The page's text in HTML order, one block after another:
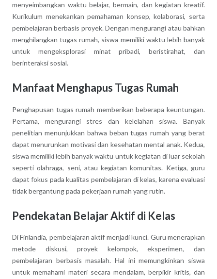
menyeimbangkan waktu belajar, bermain, dan kegiatan kreatif.
Kurikulum menekankan pemahaman konsep, kolaborasi, serta
pembelajaran berbasis proyek. Dengan mengurangi atau bahkan
menghilangkan tugas rumah, siswa memiliki waktu lebih banyak
untuk mengeksplorasi minat pribadi, beristirahat, dan
berinteraksi sosial.
Manfaat Menghapus Tugas Rumah
Penghapusan tugas rumah memberikan beberapa keuntungan.
Pertama, mengurangi stres dan kelelahan siswa. Banyak
penelitian menunjukkan bahwa beban tugas rumah yang berat
dapat menurunkan motivasi dan kesehatan mental anak. Kedua,
siswa memiliki lebih banyak waktu untuk kegiatan di luar sekolah
seperti olahraga, seni, atau kegiatan komunitas. Ketiga, guru
dapat fokus pada kualitas pembelajaran di kelas, karena evaluasi
tidak bergantung pada pekerjaan rumah yang rutin.
Pendekatan Belajar Aktif di Kelas
Di Finlandia, pembelajaran aktif menjadi kunci. Guru menerapkan
metode diskusi, proyek kelompok, eksperimen, dan
pembelajaran berbasis masalah. Hal ini memungkinkan siswa
untuk memahami materi secara mendalam, berpikir kritis, dan